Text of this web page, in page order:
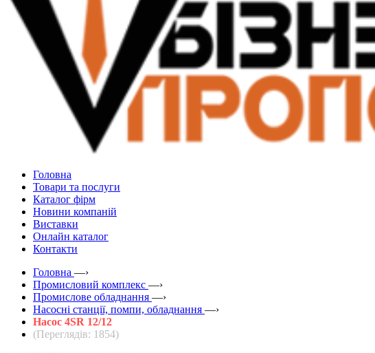
Головна
Товари та послуги
Каталог фірм
Новини компаній
Виставки
Онлайн каталог
Контакти
Головна —›
Промисловий комплекс —›
Промислове обладнання —›
Насосні станції, помпи, обладнання —›
Насос 4SR 12/12
(Переглядів: 1854)